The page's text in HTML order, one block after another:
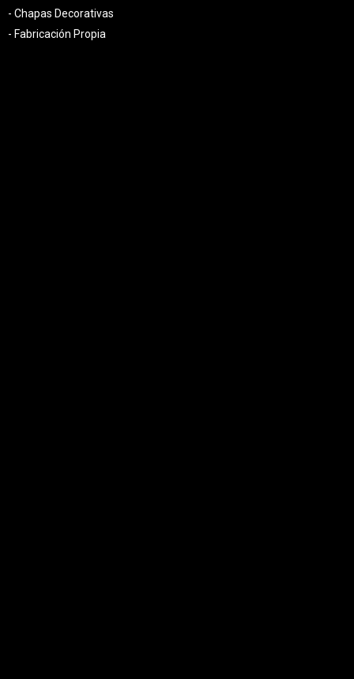
- Chapas Decorativas
- Fabricación Propia